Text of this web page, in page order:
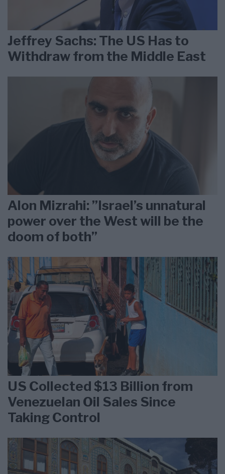
Jeffrey Sachs: The US Has to
Withdraw from the Middle East
Alon Mizrahi: ”Israel’s unnatural
power over the West will be the
doom of both”
US Collected $13 Billion from
Venezuelan Oil Sales Since
Taking Control